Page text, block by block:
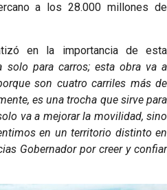
a los 28.000 millones de
en la importancia de esta
solo para carros; esta obra va a
son cuatro carriles más de
es una trocha que sirve para
va a mejorar la movilidad, sino
en un territorio distinto en
Gobernador por creer y confiar